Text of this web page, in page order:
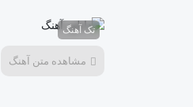
تک آهنگ
مشاهده متن آهنگ